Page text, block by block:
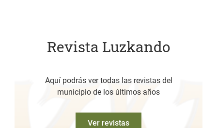
Revista Luzkando
Aquí podrás ver todas las revistas del
municipio de los últimos años
Ver revistas